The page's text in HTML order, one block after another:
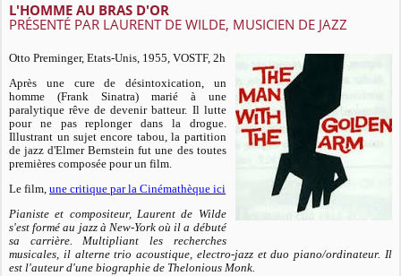
L'HOMME AU BRAS D'OR
PRÉSENTÉ PAR LAURENT DE WILDE, MUSICIEN DE JAZZ
Otto Preminger, Etats-Unis, 1955, VOSTF, 2h
Après une cure de désintoxication, un
homme (Frank Sinatra) marié à une
paralytique rêve de devenir batteur. Il lutte
pour ne pas replonger dans la drogue.
Illustrant un sujet encore tabou, la partition
de jazz d'Elmer Bernstein fut une des toutes
premières composée pour un film.
Le film,une critique par la Cinémathèque ici
Pianiste et compositeur, Laurent de Wilde
s'est formé au jazz à New-York où il a débuté
sa carrière. Multipliant les recherches
musicales, il alterne trio acoustique, electro-jazz et duo piano/ordinateur. Il
est l'auteur d'une biographie de Thelonious Monk.